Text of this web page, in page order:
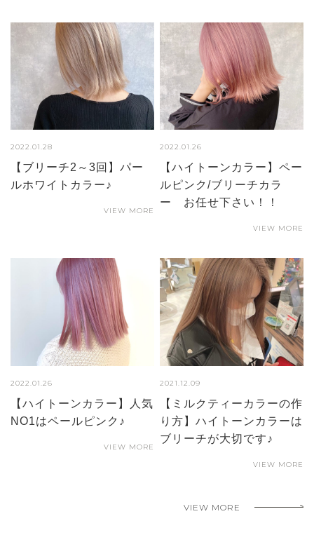
2022.01.28
【ブリーチ2～3回】パー
ルホワイトカラー♪
VIEW MORE
2022.01.26
【ハイトーンカラー】ペー
ルピンク/ブリーチカラ
ー お任せ下さい！！
VIEW MORE
2022.01.26
【ハイトーンカラー】人気
NO1はペールピンク♪
VIEW MORE
2021.12.09
【ミルクティーカラーの作
り方】ハイトーンカラーは
ブリーチが大切です♪
VIEW MORE
VIEW MORE